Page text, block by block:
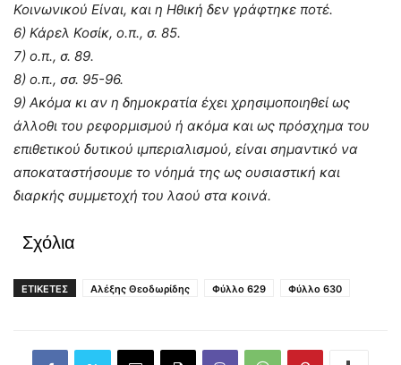
Κοινωνικού Είναι, και η Ηθική δεν γράφτηκε ποτέ.
6) Κάρελ Κοσίκ, ο.π., σ. 85.
7) ο.π., σ. 89.
8) ο.π., σσ. 95-96.
9) Ακόμα κι αν η δημοκρατία έχει χρησιμοποιηθεί ως
άλλοθι του ρεφορμισμού ή ακόμα και ως πρόσχημα του
επιθετικού δυτικού ιμπεριαλισμού, είναι σημαντικό να
αποκαταστήσουμε το νόημά της ως ουσιαστική και
διαρκής συμμετοχή του λαού στα κοινά.
Σχόλια
ΕΤΙΚΕΤΕΣ Αλέξης Θεοδωρίδης Φύλλο 629 Φύλλο 630